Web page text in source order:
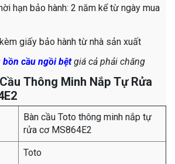
hạn bảo hành: 2 năm kể từ ngày mua
giấy bảo hành từ nhà sản xuất
bồn cầu ngồi bệtgiá cả phải chăng
Thông Minh Nắp Tự Rửa
Bàn cầu Toto thông minh nắp tự
rửa cơ MS864E2
Toto